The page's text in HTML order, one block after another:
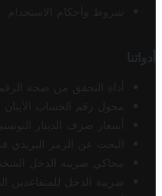
شروط وأحكام الاستخدام
أدواتنا
أداة التحقق من صحة
محول رقم الحساب
أسعار صرف الدينار
البحث عن الرمز البريدي
محاكي ضريبة الدخل
ضريبة الدخل للمتقاعدين